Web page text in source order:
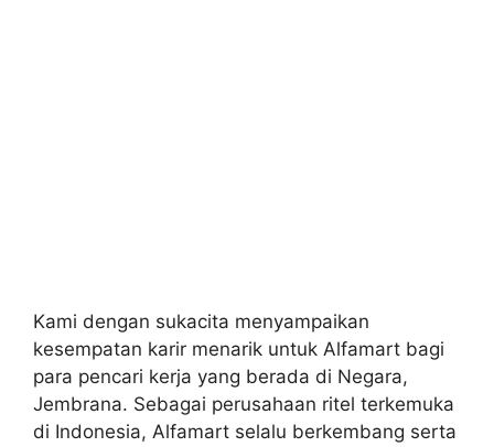
Kami dengan sukacita menyampaikan
kesempatan karir menarik untuk Alfamart bagi
para pencari kerja yang berada di Negara,
Jembrana. Sebagai perusahaan ritel terkemuka
di Indonesia, Alfamart selalu berkembang serta